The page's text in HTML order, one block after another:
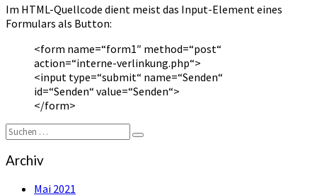
Im HTML-Quellcode dient meist das Input-Element eines
Formulars als Button:
<form name=“form1″ method=“post“
action=“interne-verlinkung.php“>
<input type=“submit“ name=“Senden“
id=“Senden“ value=“Senden“>
</form>
Suchen
nach:
Suchen
Archiv
Mai 2021